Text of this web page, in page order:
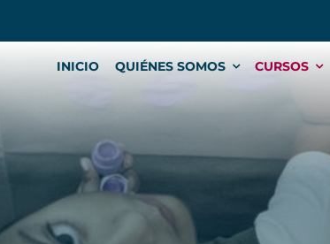
INICIO QUIÉNES SOMOS CURSOS